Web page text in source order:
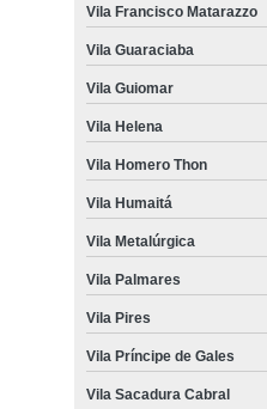
Vila Francisco Matarazzo
Vila Guaraciaba
Vila Guiomar
Vila Helena
Vila Homero Thon
Vila Humaitá
Vila Metalúrgica
Vila Palmares
Vila Pires
Vila Príncipe de Gales
Vila Sacadura Cabral